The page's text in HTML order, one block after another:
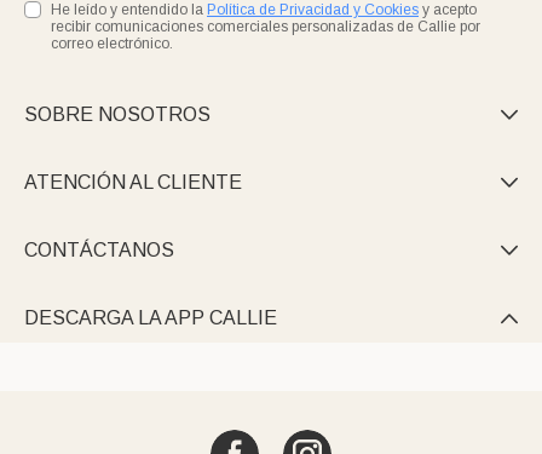
He leído y entendido la Política de Privacidad y Cookies y acepto
recibir comunicaciones comerciales personalizadas de Callie por
correo electrónico.
SOBRE NOSOTROS 
ATENCIÓN AL CLIENTE 
CONTÁCTANOS 
DESCARGA LA APP CALLIE 